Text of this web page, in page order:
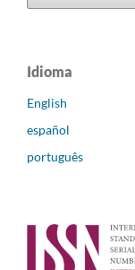
Idioma
English
español
português